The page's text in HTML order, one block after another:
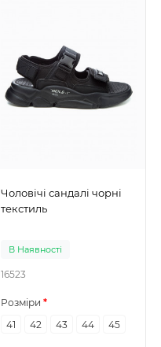
Чоловічі сандалі чорні
текстиль
В Наявності
16523
Розміри
41
42 43 44 45